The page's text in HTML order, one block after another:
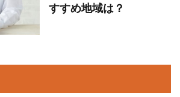
すすめ地域は？